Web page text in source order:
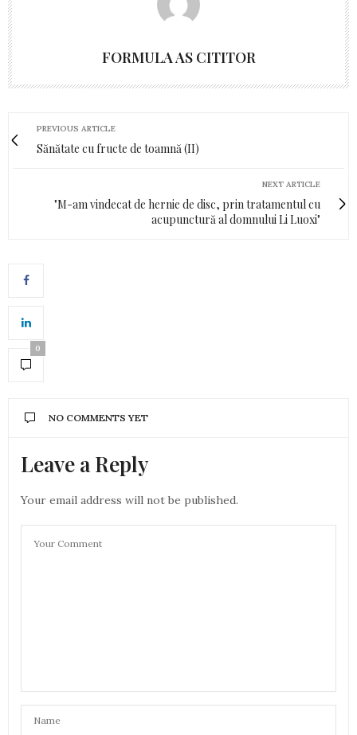
FORMULA AS CITITOR
PREVIOUS ARTICLE
Sănătate cu fructe de toamnă (II)
NEXT ARTICLE
"M-am vindecat de hernie de disc, prin tratamentul cu
acupunctură al domnului Li Luoxi"
0
NO COMMENTS YET
Leave a Reply
Your email address will not be published.